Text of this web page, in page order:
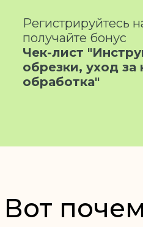
Регистрируйтесь
получайте бонус
Чек-лист
обрезки, уход за
обработка"
Вот